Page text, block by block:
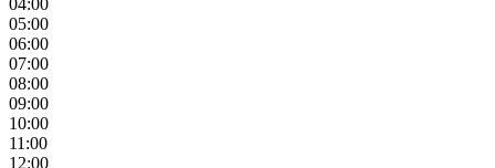
04:00
05:00
06:00
07:00
08:00
09:00
10:00
11:00
12:00